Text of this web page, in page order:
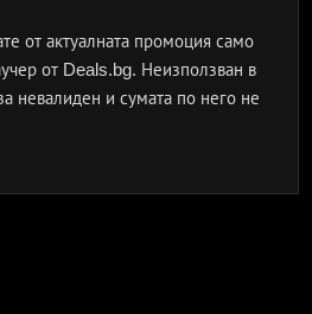
от актуалната промоция само
от Deals.bg. Неизползван в
невалиден и сумата по него не